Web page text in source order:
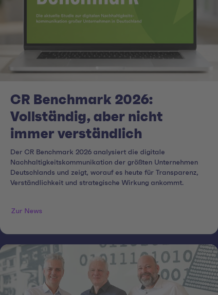
CR Benchmark 2026:
Vollständig, aber nicht
immer verständlich
Der CR Benchmark 2026 analysiert die digitale
Nachhaltigkeitskommunikation der größten Unternehmen
Deutschlands und zeigt, worauf es heute für Transparenz,
Verständlichkeit und strategische Wirkung ankommt.
Zur News